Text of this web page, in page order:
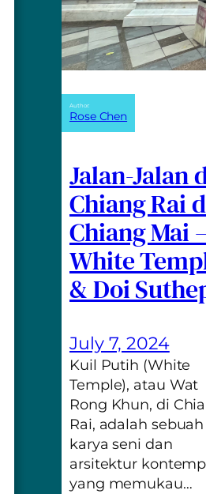
Author:
Rose Chen
Jalan-Jalan
Chiang Rai
Chiang Mai
White
& Doi
July 7, 2024
Kuil Putih (White
Temple), atau Wat
Rong Khun, di
Rai, adalah sebuah
karya seni dan
arsitektur
yang memukau…